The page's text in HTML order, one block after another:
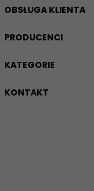
OBSŁUGA KLIENTA
PRODUCENCI
KATEGORIE
KONTAKT